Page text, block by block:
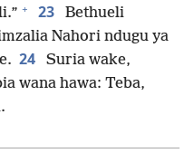
+ 23
Bethueli
Nahori ndugu ya
24
Suria wake,
wana hawa: Teba,